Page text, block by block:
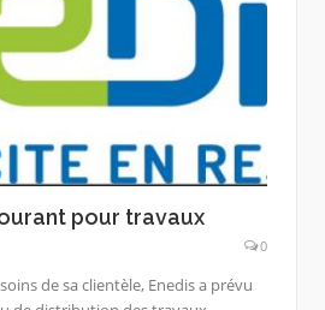
pour travaux
0
de sa clientèle, Enedis a prévu